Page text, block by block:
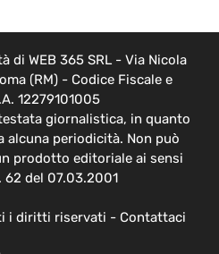
di WEB 365 SRL - Via Nicola
(RM) - Codice Fiscale e
12279101005
giornalistica, in quanto
alcuna periodicità. Non può
prodotto editoriale ai sensi
62 del 07.03.2001
i diritti riservati - Contattaci